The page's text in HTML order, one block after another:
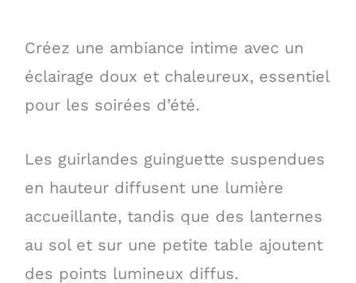
Créez une ambiance intime avec un
éclairage doux et chaleureux, essentiel
pour les soirées d’été.
Les guirlandes guinguette suspendues
en hauteur diffusent une lumière
accueillante, tandis que des lanternes
au sol et sur une petite table ajoutent
des points lumineux diffus.